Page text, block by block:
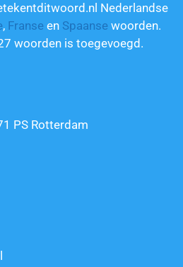
Nederlandse
, Franse en Spaanse woorden.
woorden is toegevoegd.
PS Rotterdam